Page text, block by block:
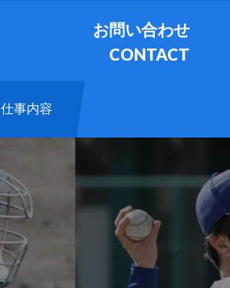
お問い合わせ
CONTACT
仕事内容